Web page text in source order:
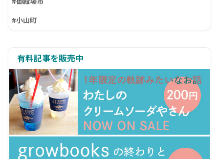
#小山町
有料記事を販売中